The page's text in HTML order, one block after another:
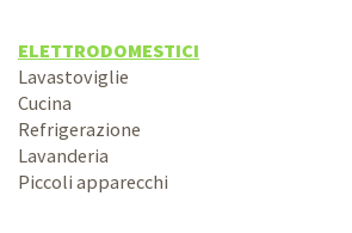
ELETTRODOMESTICI
Lavastoviglie
Cucina
Refrigerazione
Lavanderia
Piccoli apparecchi